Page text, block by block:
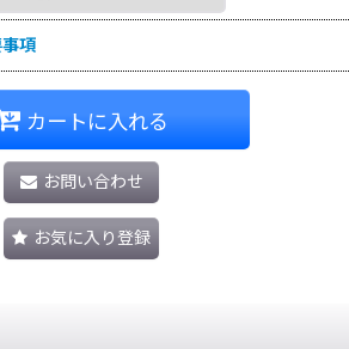
項
カートに入れる
お問い合わせ
お気に入り登録